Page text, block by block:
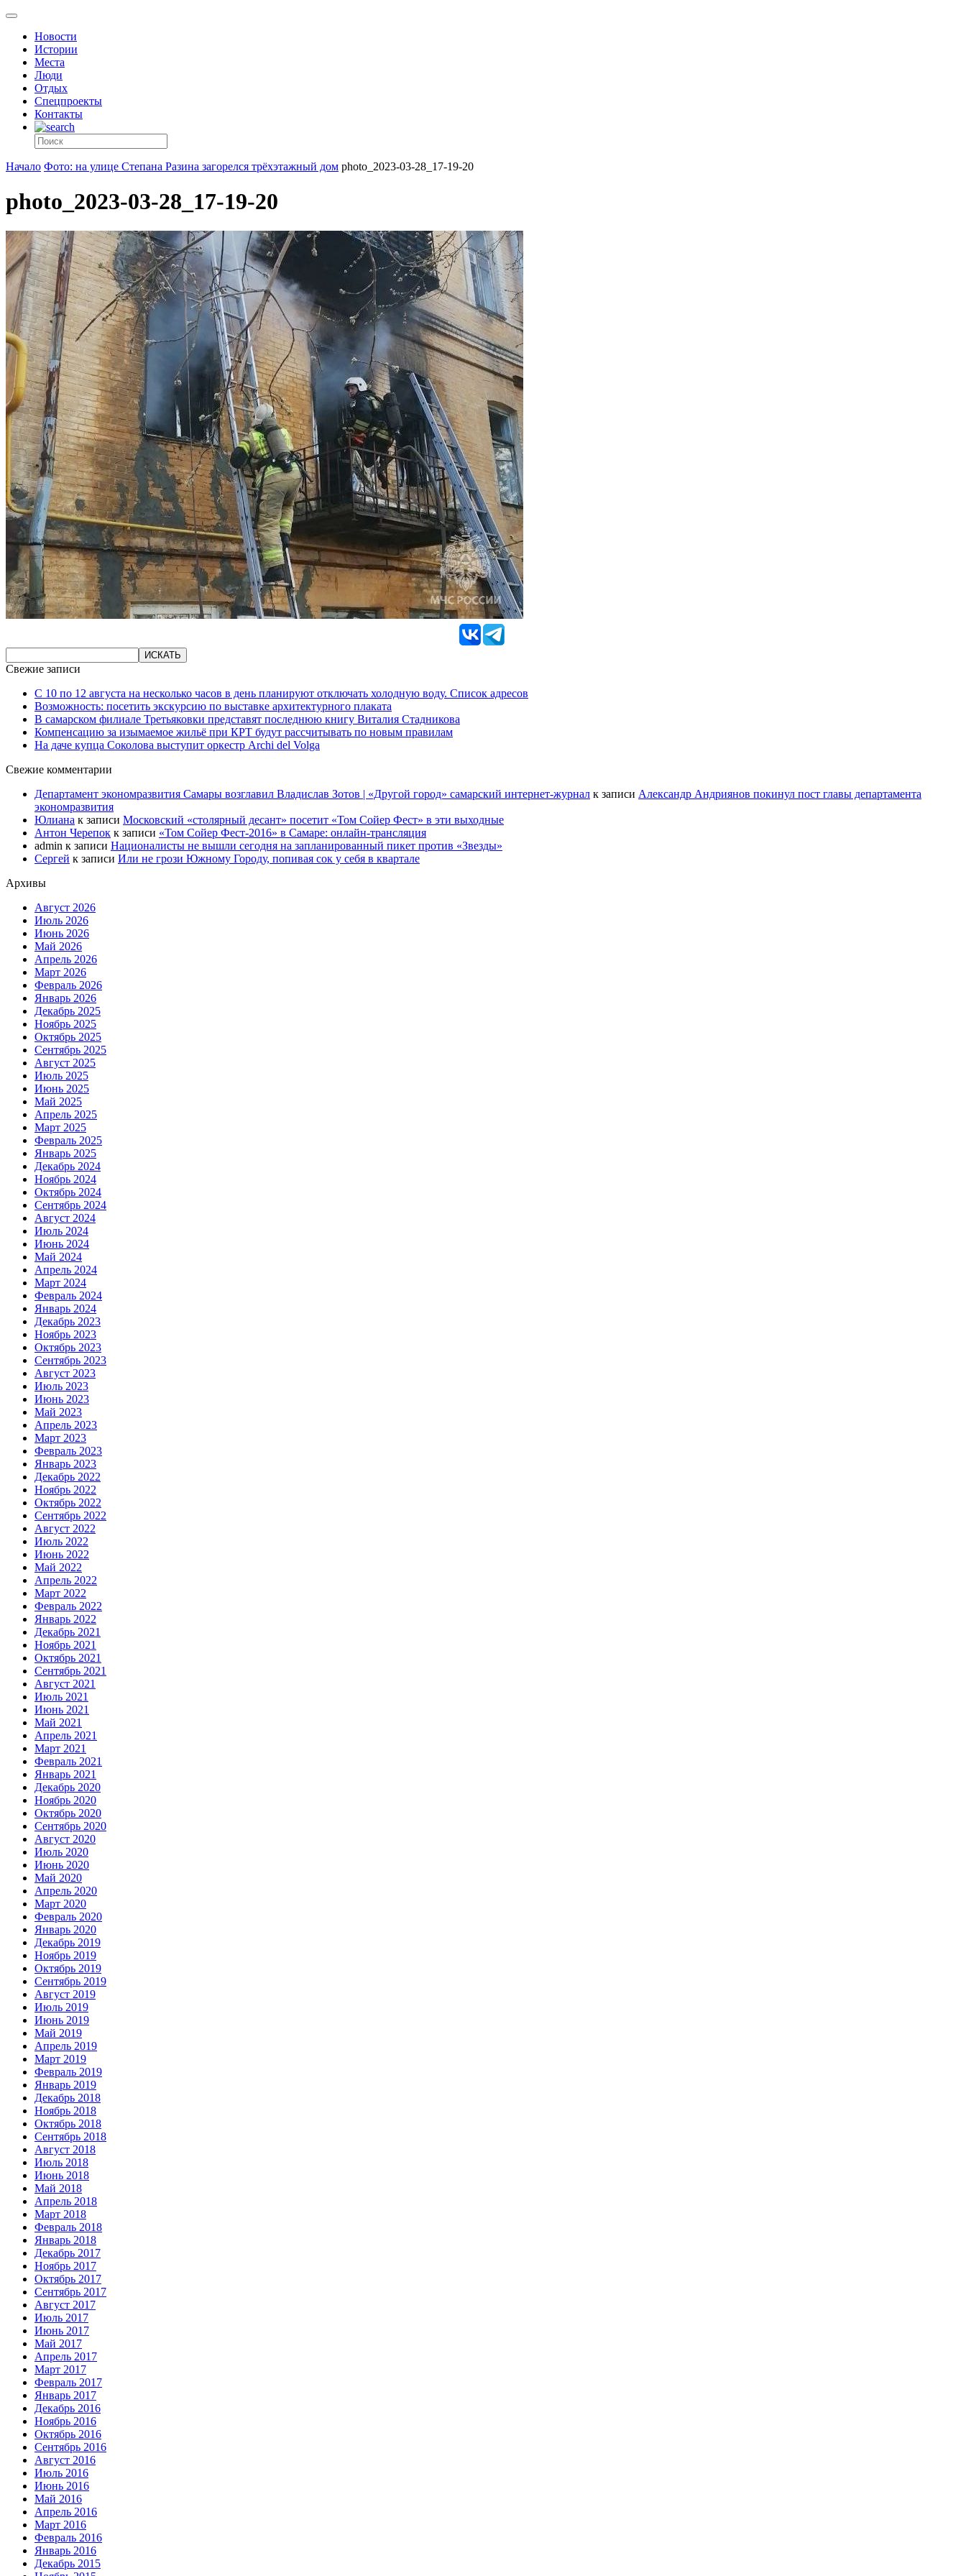
Новости
Истории
Места
Люди
Отдых
Спецпроекты
Контакты
Начало Фото: на улице Степана Разина загорелся трёхэтажный дом photo_2023-03-28_17-19-20
photo_2023-03-28_17-19-20
Свежие записи
С 10 по 12 августа на несколько часов в день планируют отключать холодную воду. Список адресов
Возможность: посетить экскурсию по выставке архитектурного плаката
В самарском филиале Третьяковки представят последнюю книгу Виталия Стадникова
Компенсацию за изымаемое жильё при КРТ будут рассчитывать по новым правилам
На даче купца Соколова выступит оркестр Archi del Volga
Свежие комментарии
Департамент экономразвития Самары возглавил Владислав Зотов | «Другой город» самарский интернет-журнал к записи Александр Андриянов покинул пост главы департамента
экономразвития
Юлиана к записи Московский «столярный десант» посетит «Том Сойер Фест» в эти выходные
Антон Черепок к записи «Том Сойер Фест-2016» в Самаре: онлайн-трансляция
admin к записи Националисты не вышли сегодня на запланированный пикет против «Звезды»
Сергей к записи Или не грози Южному Городу, попивая сок у себя в квартале
Архивы
Август 2026
Июль 2026
Июнь 2026
Май 2026
Апрель 2026
Март 2026
Февраль 2026
Январь 2026
Декабрь 2025
Ноябрь 2025
Октябрь 2025
Сентябрь 2025
Август 2025
Июль 2025
Июнь 2025
Май 2025
Апрель 2025
Март 2025
Февраль 2025
Январь 2025
Декабрь 2024
Ноябрь 2024
Октябрь 2024
Сентябрь 2024
Август 2024
Июль 2024
Июнь 2024
Май 2024
Апрель 2024
Март 2024
Февраль 2024
Январь 2024
Декабрь 2023
Ноябрь 2023
Октябрь 2023
Сентябрь 2023
Август 2023
Июль 2023
Июнь 2023
Май 2023
Апрель 2023
Март 2023
Февраль 2023
Январь 2023
Декабрь 2022
Ноябрь 2022
Октябрь 2022
Сентябрь 2022
Август 2022
Июль 2022
Июнь 2022
Май 2022
Апрель 2022
Март 2022
Февраль 2022
Январь 2022
Декабрь 2021
Ноябрь 2021
Октябрь 2021
Сентябрь 2021
Август 2021
Июль 2021
Июнь 2021
Май 2021
Апрель 2021
Март 2021
Февраль 2021
Январь 2021
Декабрь 2020
Ноябрь 2020
Октябрь 2020
Сентябрь 2020
Август 2020
Июль 2020
Июнь 2020
Май 2020
Апрель 2020
Март 2020
Февраль 2020
Январь 2020
Декабрь 2019
Ноябрь 2019
Октябрь 2019
Сентябрь 2019
Август 2019
Июль 2019
Июнь 2019
Май 2019
Апрель 2019
Март 2019
Февраль 2019
Январь 2019
Декабрь 2018
Ноябрь 2018
Октябрь 2018
Сентябрь 2018
Август 2018
Июль 2018
Июнь 2018
Май 2018
Апрель 2018
Март 2018
Февраль 2018
Январь 2018
Декабрь 2017
Ноябрь 2017
Октябрь 2017
Сентябрь 2017
Август 2017
Июль 2017
Июнь 2017
Май 2017
Апрель 2017
Март 2017
Февраль 2017
Январь 2017
Декабрь 2016
Ноябрь 2016
Октябрь 2016
Сентябрь 2016
Август 2016
Июль 2016
Июнь 2016
Май 2016
Апрель 2016
Март 2016
Февраль 2016
Январь 2016
Декабрь 2015